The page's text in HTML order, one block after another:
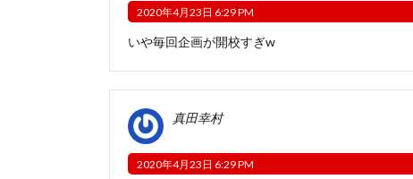
2020年4月23日 6:29 PM
いや毎回企画が開校すぎw
真田幸村
2020年4月23日 6:29 PM